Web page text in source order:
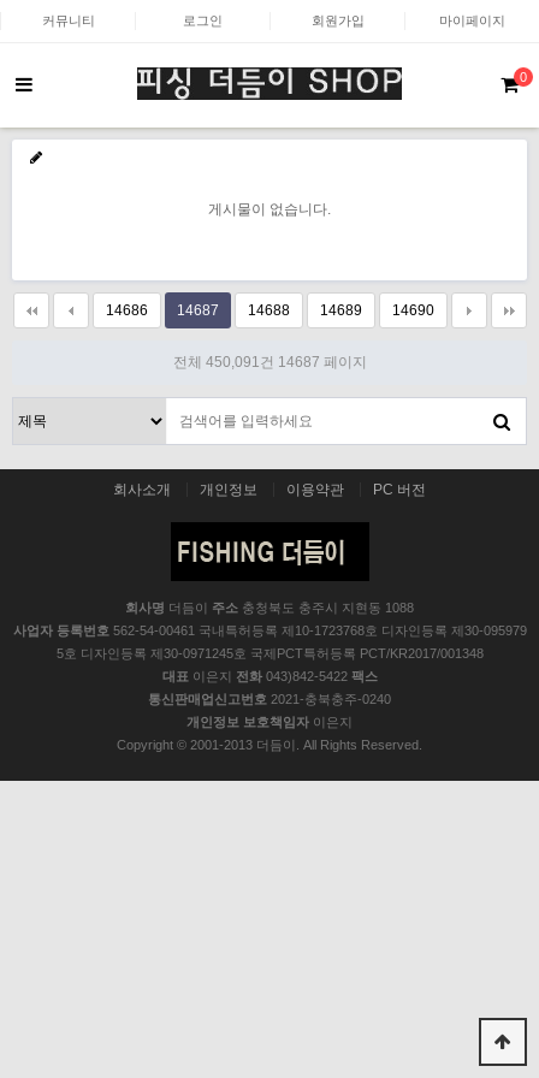
커뮤니티 로그인 회원가입 마이페이지
0
게시물이 없습니다.
14686 14687 14688 14689 14690
전체 450,091건 14687 페이지
회사소개 개인정보 이용약관 PC 버전
회사명 더듬이 주소 충청북도 충주시 지현동 1088
사업자 등록번호 562-54-00461 국내특허등록 제10-1723768호 디자인등록 제30-095979
5호 디자인등록 제30-0971245호 국제PCT특허등록 PCT/KR2017/001348
대표 이은지 전화043)842-5422 팩스
통신판매업신고번호 2021-충북충주-0240
개인정보 보호책임자 이은지
Copyright © 2001-2013 더듬이. All Rights Reserved.